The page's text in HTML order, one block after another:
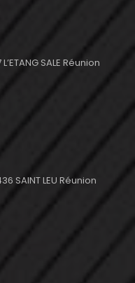
SALE Réunion
SAINT LEU Réunion